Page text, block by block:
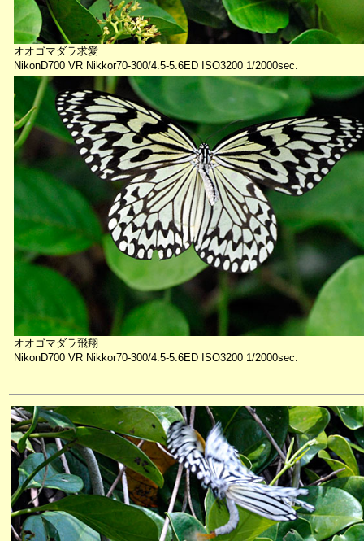
オオゴマダラ求愛
NikonD700 VR Nikkor70-300/4.5-5.6ED ISO3200 1/2000sec.
オオゴマダラ飛翔
NikonD700 VR Nikkor70-300/4.5-5.6ED ISO3200 1/2000sec.